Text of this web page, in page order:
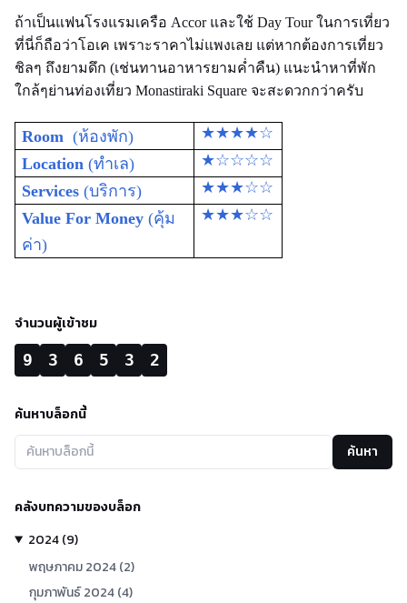
ถ้าเป็นแฟนโรงแรมเครือ Accor และใช้ Day Tour ในการเที่ยว
ที่นี่ก็ถือว่าโอเค เพราะราคาไม่แพงเลย แต่หากต้องการเที่ยว
ชิลๆ ถึงยามดึก (เช่นทานอาหารยามค่ำคืน) แนะนำหาที่พัก
ใกล้ๆย่านท่องเที่ยว Monastiraki Square จะสะดวกกว่าครับ
Room (ห้องพัก)
★★★★☆
Location (ทำเล)
★☆☆☆☆
Services (บริการ)
★★★☆☆
Value For Money (คุ้ม
ค่า)
★★★☆☆
จำนวนผู้เข้าชม
9
3 6 5 3 2
ค้นหาบล็อกนี้
ค้นหา
คลังบทความของบล็อก
2024(9)
พฤษภาคม2024(2)
กุมภาพันธ์2024(4)